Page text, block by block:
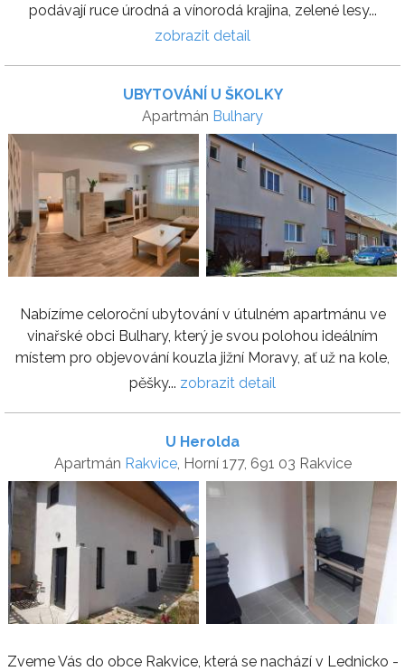
podávají ruce úrodná a vínorodá krajina, zelené lesy...
zobrazit detail
UBYTOVÁNÍ U ŠKOLKY
Apartmán Bulhary
Nabízíme celoroční ubytování v útulném apartmánu ve
vinařské obci Bulhary, který je svou polohou ideálním
místem pro objevování kouzla jižní Moravy, ať už na kole,
pěšky... zobrazit detail
U Herolda
Apartmán Rakvice, Horní 177, 691 03 Rakvice
Zveme Vás do obce Rakvice, která se nachází v Lednicko -